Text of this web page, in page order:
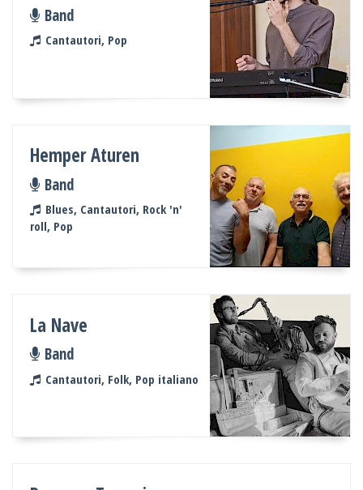
Band
Cantautori, Pop
Hemper Aturen
Band
Blues, Cantautori, Rock 'n'
roll, Pop
La Nave
Band
Cantautori, Folk, Pop italiano